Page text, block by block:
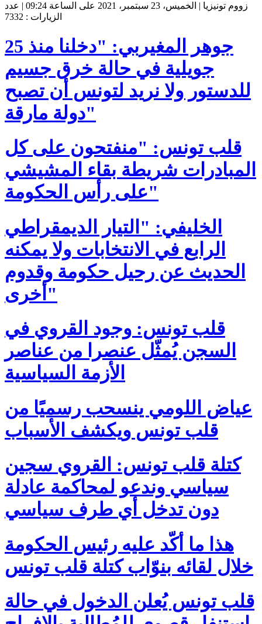
زووم تونيزيا | الخميس، 23 سبتمبر، 2021 على الساعة 09:24 | عدد
الزيارات : 7332
جوهر المغيربي: "دخلنا منذ 25
جويلية في حالة خرق جسيم
للدستور ولا نريد لتونس أن تصبح
دولة مارقة"
قلب تونس: "منفتحون على كل
المبادرات شريطة بقاء المشيشي
على رأس الحكومة"
الخليفي: "التيار الديمقراطي
الرابع في الانتخابات ولا يمكنه
الحديث عن رحيل حكومة وقدوم
أخرى"
قلب تونس: وجود القروي في
السجن يُمثّل عنصرا من عناصر
الأزمة السياسية
عياض اللومي ينسحب رسميًا من
قلب تونس ويكشف الأسباب
كتلة قلب تونس: القروي سجين
سياسي وندعو لمحاكمة عادلة
دون تدخل أي طرف سياسي
هذا ما أكّد عليه رئيس الحكومة
خلال لقائه بنوّاب كتلة قلب تونس
قلب تونس يُعلن الدخول في حالة